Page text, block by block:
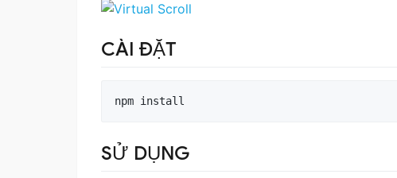
CÀI ĐẶT
SỬ DỤNG